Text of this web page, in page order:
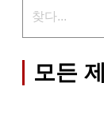
모든